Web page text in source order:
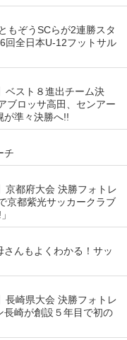
もぞうSCらが2連勝スタ
回全日本U-12フットサル
ベスト８進出チーム決
ブロッサ高田、センアー
が準々決勝へ!!
チ
京都府大会 決勝フォトレ
京都紫光サッカークラブ
んもよくわかる！サッ
長崎県大会 決勝フォトレ
長崎が創設５年目で初の